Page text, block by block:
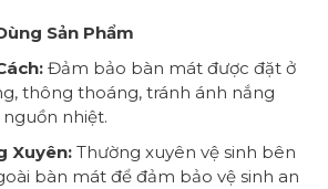
Sản Phẩm
Đảm bảo bàn mát được đặt ở
thông thoáng, tránh ánh nắng
nhiệt.
Xuyên:Thường xuyên vệ sinh bên
bàn mát để đảm bảo vệ sinh an